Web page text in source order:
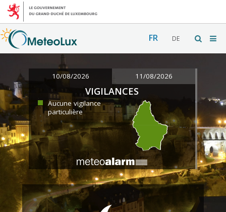
FR DE
10/08/2026 11/08/2026
VIGILANCES
Aucune vigilance
particulière